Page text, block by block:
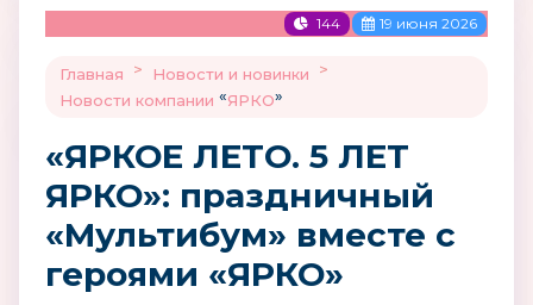
144 19 июня 2026
Главная > Новости и новинки
>
Новости компании «ЯРКО»
«ЯРКОЕ ЛЕТО. 5 ЛЕТ
ЯРКО»: праздничный
«Мультибум» вместе с
героями «ЯРКО»